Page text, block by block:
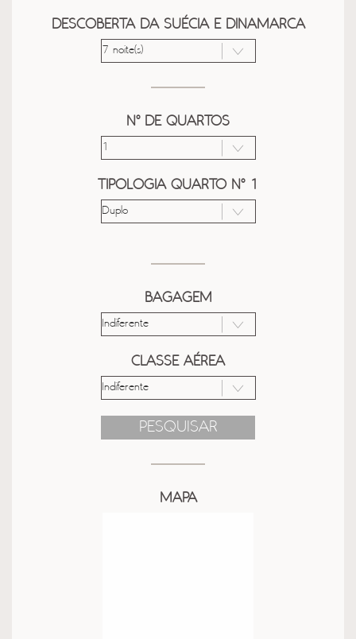
DESCOBERTA DA SUÉCIA E DINAMARCA
Nº DE QUARTOS
TIPOLOGIA QUARTO Nº 1
BAGAGEM
CLASSE AÉREA
PESQUISAR
MAPA